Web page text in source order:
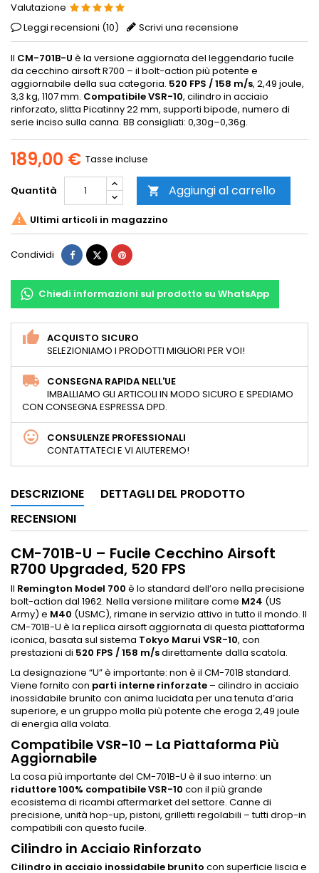
Valutazione
Leggi recensioni (10) Scrivi una recensione
Il CM-701B-U è la versione aggiornata del leggendario fucile
da cecchino airsoft R700 – il bolt-action più potente e
aggiornabile della sua categoria. 520 FPS / 158 m/s, 2,49 joule,
3,3 kg, 1107 mm. Compatibile VSR-10, cilindro in acciaio
rinforzato, slitta Picatinny 22 mm, supporti bipode, numero di
serie inciso sulla canna. BB consigliati: 0,30g–0,36g.
189,00 € Tasse incluse
Quantità  Aggiungi al carrello
 Ultimi articoli in magazzino
Condividi CondividiTwittaPinterest
Chiedi informazioni sul prodotto su WhatsApp
ACQUISTO SICURO
SELEZIONIAMO I PRODOTTI MIGLIORI PER VOI!
CONSEGNA RAPIDA NELL'UE
IMBALLIAMO GLI ARTICOLI IN MODO SICURO E SPEDIAMO
CON CONSEGNA ESPRESSA DPD.
CONSULENZE PROFESSIONALI
CONTATTATECI E VI AIUTEREMO!
DESCRIZIONE
DETTAGLI DEL PRODOTTO
RECENSIONI
CM-701B-U – Fucile Cecchino Airsoft
R700 Upgraded, 520 FPS
Il Remington Model 700 è lo standard dell’oro nella precisione
bolt-action dal 1962. Nella versione militare come M24 (US
Army) e M40 (USMC), rimane in servizio attivo in tutto il mondo. Il
CM-701B-U è la replica airsoft aggiornata di questa piattaforma
iconica, basata sul sistema Tokyo Marui VSR-10, con
prestazioni di 520 FPS / 158 m/sdirettamente dalla scatola.
La designazione “U” è importante: non è il CM-701B standard.
Viene fornito con parti interne rinforzate – cilindro in acciaio
inossidabile brunito con anima lucidata per una tenuta d’aria
superiore, e un gruppo molla più potente che eroga 2,49 joule
di energia alla volata.
Compatibile VSR-10 – La Piattaforma Più
Aggiornabile
La cosa più importante del CM-701B-U è il suo interno: un
riduttore 100% compatibile VSR-10 con il più grande
ecosistema di ricambi aftermarket del settore. Canne di
precisione, unità hop-up, pistoni, grilletti regolabili – tutti drop-in
compatibili con questo fucile.
Cilindro in Acciaio Rinforzato
Cilindro in acciaio inossidabile brunito con superficie liscia e